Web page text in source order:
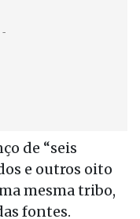
de “seis
e outros oito
mesma tribo,
fontes.